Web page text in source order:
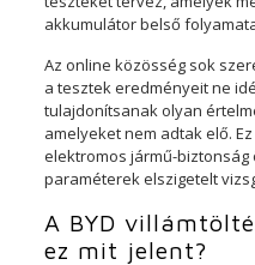
akkumulátor belső
Az online közösség sok
a tesztek eredményeit ne
tulajdonítsanak olyan
amelyeket nem adtak elő.
elektromos jármű-
paraméterek elszigetelt
A BYD
ez mit jelent?